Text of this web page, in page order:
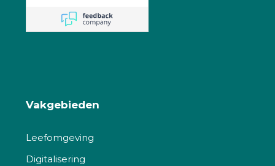
Vakgebieden
Leefomgeving
Digitalisering